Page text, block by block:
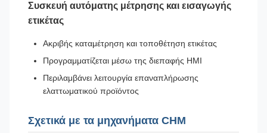
Συσκευή αυτόματης μέτρησης και εισαγωγής
ετικέτας
Ακριβής καταμέτρηση και τοποθέτηση ετικέτας
Προγραμματίζεται μέσω της διεπαφής HMI
Περιλαμβάνει λειτουργία επαναπλήρωσης
ελαττωματικού προϊόντος
Σχετικά με τα μηχανήματα CHM